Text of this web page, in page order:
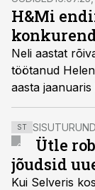
H&Mi
Neli aastat
töötanud
aasta
juhatuse
ST
Ütle
jõudsid
Kui Selveris